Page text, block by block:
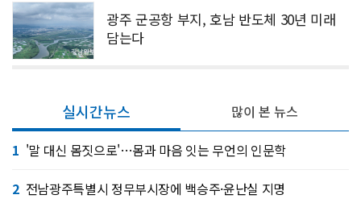
광주 군공항 부지, 호남 반도체 30년 미래
담는다
실시간뉴스
1 '말 대신 몸짓으로'…몸과 마음 잇는 무언의 인문학
2 전남광주특별시 정무부시장에 백승주·윤난실 지명
많이 본 뉴스